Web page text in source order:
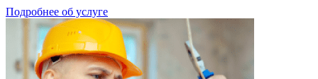
Подробнее об услуге